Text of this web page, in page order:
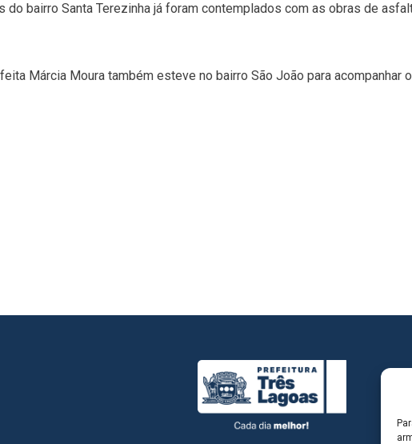
do bairro Santa Terezinha já foram contemplados com as obras de
Márcia Moura também esteve no bairro São João para acompanhar